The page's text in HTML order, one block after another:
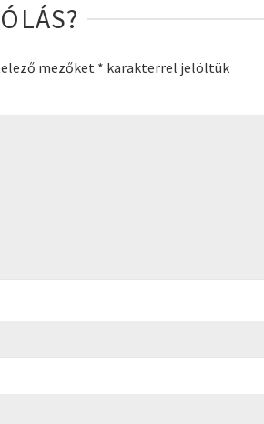
mezőket * karakterrel jelöltük